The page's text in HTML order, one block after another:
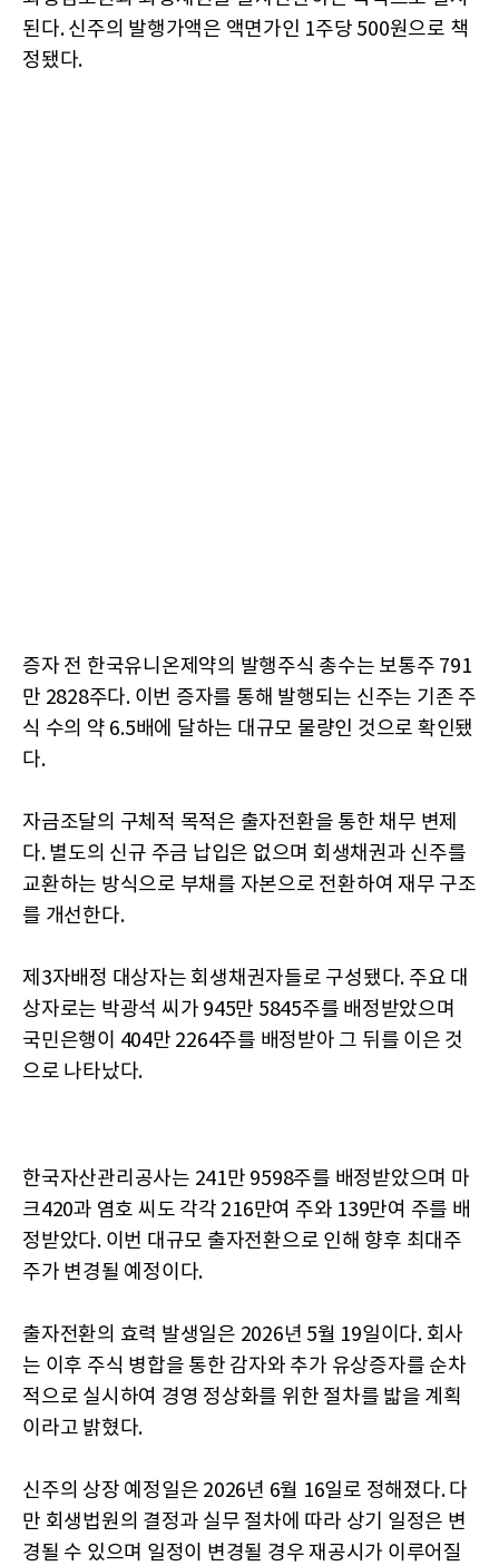
된다. 신주의 발행가액은 액면가인 1주당 500원으로 책
정됐다.
증자 전 한국유니온제약의 발행주식 총수는 보통주 791
만 2828주다. 이번 증자를 통해 발행되는 신주는 기존 주
식 수의 약 6.5배에 달하는 대규모 물량인 것으로 확인됐
다.
자금조달의 구체적 목적은 출자전환을 통한 채무 변제
다. 별도의 신규 주금 납입은 없으며 회생채권과 신주를
교환하는 방식으로 부채를 자본으로 전환하여 재무 구조
를 개선한다.
제3자배정 대상자는 회생채권자들로 구성됐다. 주요 대
상자로는 박광석 씨가 945만 5845주를 배정받았으며
국민은행이 404만 2264주를 배정받아 그 뒤를 이은 것
으로 나타났다.
한국자산관리공사는 241만 9598주를 배정받았으며 마
크420과 염호 씨도 각각 216만여 주와 139만여 주를 배
정받았다. 이번 대규모 출자전환으로 인해 향후 최대주
주가 변경될 예정이다.
출자전환의 효력 발생일은 2026년 5월 19일이다. 회사
는 이후 주식 병합을 통한 감자와 추가 유상증자를 순차
적으로 실시하여 경영 정상화를 위한 절차를 밟을 계획
이라고 밝혔다.
신주의 상장 예정일은 2026년 6월 16일로 정해졌다. 다
만 회생법원의 결정과 실무 절차에 따라 상기 일정은 변
경될 수 있으며 일정이 변경될 경우 재공시가 이루어질